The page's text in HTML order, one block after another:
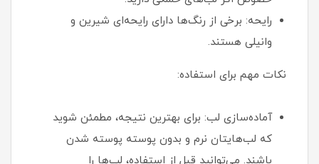
رایحه: برخی از رنگ‌ها دارای رایحه‌ای شیرین و
وانیلی هستند.
نکات مهم برای استفاده:
آماده‌سازی لب: برای بهترین نتیجه، مطمئن شوید
که لب‌هایتان نرم و بدون پوسته پوسته شدن